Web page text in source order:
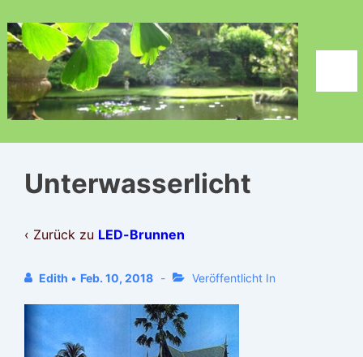
Zum
Inhalt
Unterwasserlicht
‹ Zurück zu LED-Brunnen
Edith • Feb. 10, 2018 Veröffentlicht In